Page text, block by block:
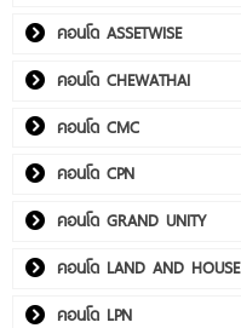
คอนโด ASSETWISE
คอนโด CHEWATHAI
คอนโด CMC
คอนโด CPN
คอนโด GRAND UNITY
คอนโด LAND AND HOUSE
คอนโด LPN